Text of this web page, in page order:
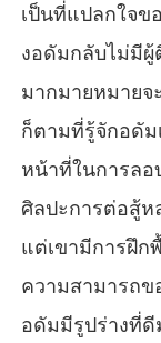
เป็นที่แปลกใจข
งอดัมกลับไม่มี
มากมายหมาย
ก็ตามที่รู้จักอดัม
หน้าที่ในการล
ศิลปะการต่อสู้ห
แต่เขามีการฝึก
ความสามารถ
อดัมมีรูปร่างที่